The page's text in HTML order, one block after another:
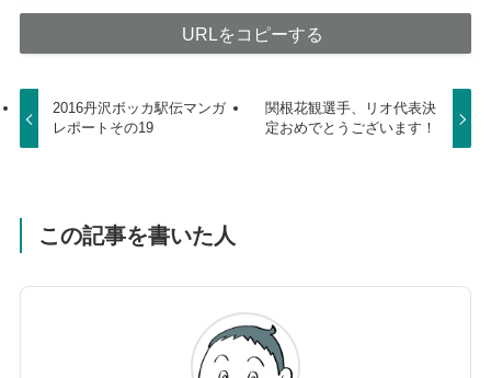
URLをコピーする
2016丹沢ボッカ駅伝マンガ
レポートその19
関根花観選手、リオ代表決
定おめでとうございます！
この記事を書いた人